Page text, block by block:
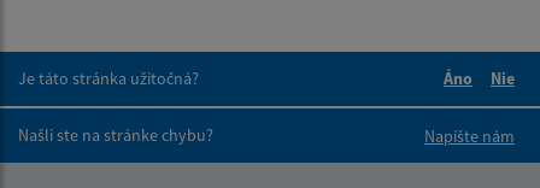
Je táto stránka užitočná?
Áno
Nie
Našli ste na stránke chybu?
Napíšte nám